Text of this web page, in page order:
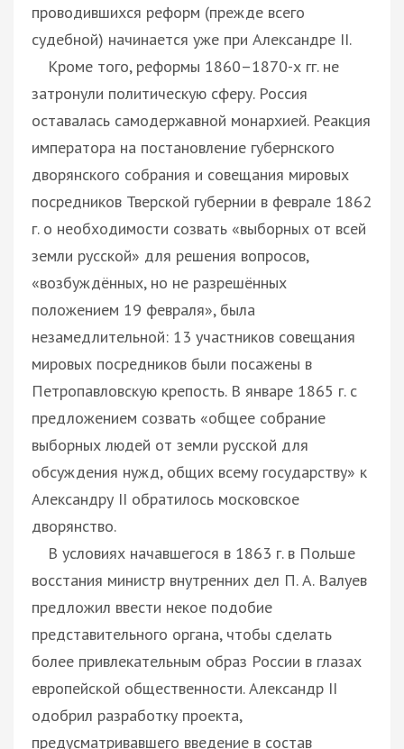
проводившихся реформ (прежде всего
судебной) начинается уже при Александре II.
Кроме того, реформы 1860–1870-х гг. не
затронули политическую сферу. Россия
оставалась самодержавной монархией. Реакция
императора на постановление губернского
дворянского собрания и совещания мировых
посредников Тверской губернии в феврале 1862
г. о необходимости созвать «выборных от всей
земли русской» для решения вопросов,
«возбуждённых, но не разрешённых
положением 19 февраля», была
незамедлительной: 13 участников совещания
мировых посредников были посажены в
Петропавловскую крепость. В январе 1865 г. с
предложением созвать «общее собрание
выборных людей от земли русской для
обсуждения нужд, общих всему государству» к
Александру II обратилось московское
дворянство.
В условиях начавшегося в 1863 г. в Польше
восстания министр внутренних дел П. А. Валуев
предложил ввести некое подобие
представительного органа, чтобы сделать
более привлекательным образ России в глазах
европейской общественности. Александр II
одобрил разработку проекта,
предусматривавшего введение в состав